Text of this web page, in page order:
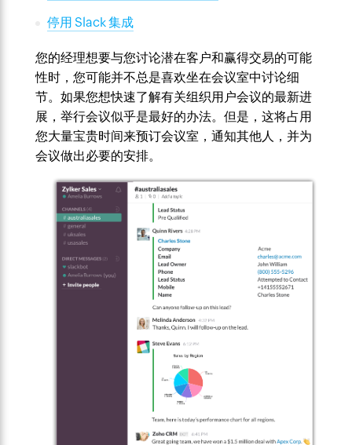
停用 Slack 集成
您的经理想要与您讨论潜在客户和赢得交易的可能
性时，您可能并不总是喜欢坐在会议室中讨论细
节。如果您想快速了解有关组织用户会议的最新进
展，举行会议似乎是最好的办法。但是，这将占用
您大量宝贵时间来预订会议室，通知其他人，并为
会议做出必要的安排。